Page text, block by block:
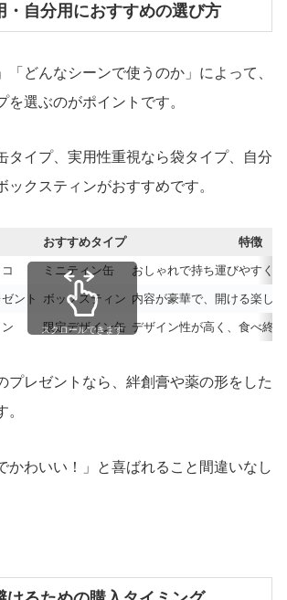
・自分用におすすめの選び方
「どんなシーンで使うのか」によって、
を選ぶのがポイントです。
タイプ、実用性重視なら袋タイプ、自分
ックスティンがおすすめです。
おすすめタイプ 特徴
ミニティン缶 おしゃれで持ち運びやすく
ント ボックスティン 内容が豪華で、開ける楽し
限定デザイン缶 デザイン性が高く、食べ終
スクロールできます
プレゼントなら、絆創膏や薬の形をした
かわいい！」と喜ばれること間違いなし